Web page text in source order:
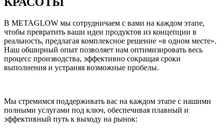
В METAGLOW мы сотрудничаем с вами на каждом этапе,
чтобы превратить ваши идеи продуктов из концепции в
реальность, предлагая комплексное решение «в одном месте».
Наш обширный опыт позволяет нам оптимизировать весь
процесс производства, эффективно сокращая сроки
выполнения и устраняя возможные пробелы.
Мы стремимся поддерживать вас на каждом этапе с нашими
полными услугами под ключ, обеспечивая плавный и
эффективный путь к выходу на рынок: